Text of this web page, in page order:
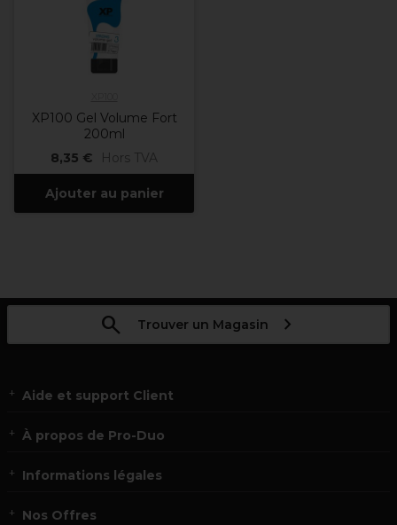
XP100 Gel Volume Fort
200ml
8,35 €
Hors TVA
Ajouter au panier
Trouver un Magasin
Aide et support Client
À propos de Pro-Duo
Informations légales
Nos Offres